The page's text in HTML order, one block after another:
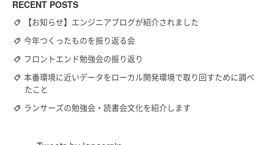
RECENT POSTS
【お知らせ】エンジニアブログが紹介されました
今年つくったものを振り返る会
フロントエンド勉強会の振り返り
本番環境に近いデータをローカル開発環境で取り回すために調べ
たこと
ランサーズの勉強会・読書会文化を紹介します